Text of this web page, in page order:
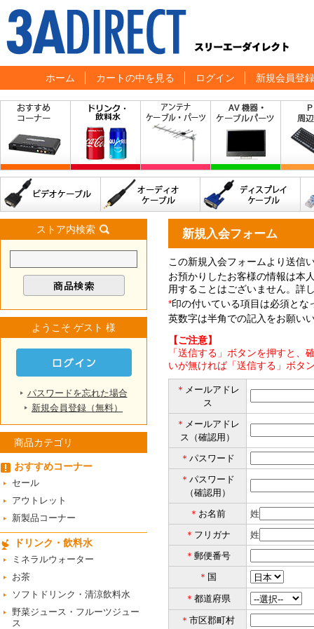
ホーム カートの中を見る ログイン 新規会員登録
新規入会フォーム
この新規入会フォームより送信
お預かりしたお客様の情報は本
用することはございません。詳
*印の付いている項目は必須と
英数字は半角での記入をお願い
【ご注意】
「送信する」ボタンを押すと
いが無ければ「送信する」ボタ
＊ メールアドレ
ス
＊ メールアドレ
ス（確認用）
＊ パスワード
＊ パスワード
（確認用）
＊ お名前
姓
＊ フリガナ
姓
＊ 郵便番号
＊ 国
＊ 都道府県
＊ 市区郡町村
ストア内検索
ようこそ ゲスト 様
パスワードを忘れた場合
新規会員登録（無料）
商品カテゴリ
おすすめコーナー
セール
アウトレット
新製品コーナー
ドリンク・飲料水
ミネラルウォーター
お茶
ソフトドリンク・清涼飲料水
野菜ジュース・フルーツジュー
ス